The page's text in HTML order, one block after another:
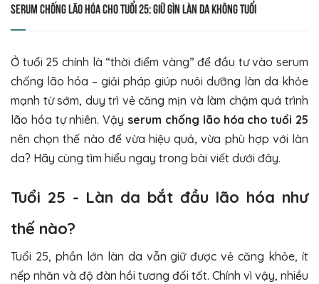
Serum chống lão hóa cho tuổi 25: Giữ gìn làn da không tuổi
Ở tuổi 25 chính là “thời điểm vàng” để đầu tư vào serum
chống lão hóa – giải pháp giúp nuôi dưỡng làn da khỏe
mạnh từ sớm, duy trì vẻ căng mịn và làm chậm quá trình
lão hóa tự nhiên. Vậy serum chống lão hóa cho tuổi 25
nên chọn thế nào để vừa hiệu quả, vừa phù hợp với làn
da? Hãy cùng tìm hiểu ngay trong bài viết dưới đây.
Tuổi 25 - Làn da bắt đầu lão hóa như
thế nào?
Tuổi 25, phần lớn làn da vẫn giữ được vẻ căng khỏe, ít
nếp nhăn và độ đàn hồi tương đối tốt. Chính vì vậy, nhiều